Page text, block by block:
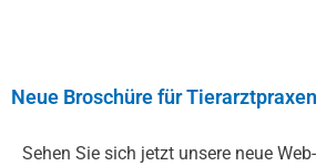
Neue Broschüre für Tierarztpraxen
Sehen Sie sich jetzt unsere neue